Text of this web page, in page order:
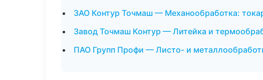
ЗАО Контур Точмаш — Механообработка:
Завод Точмаш Контур — Литейка и
ПАО Групп Профи — Листо- и